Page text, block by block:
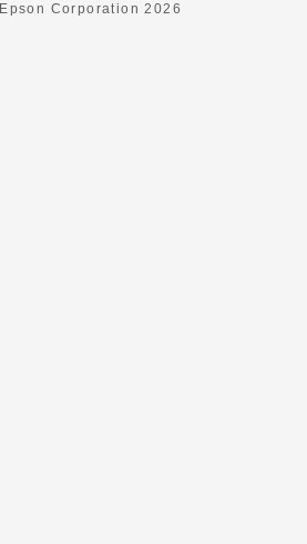
Corporation2026